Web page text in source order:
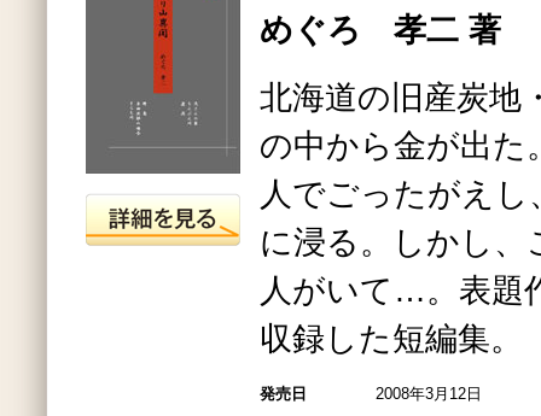
めぐろ 孝二 著
北海道の旧産炭地
の中から金が出た
人でごったがえ
に浸る。しかし、
人がいて…。表題
収録した短編集。
発売日 2008年3月12日